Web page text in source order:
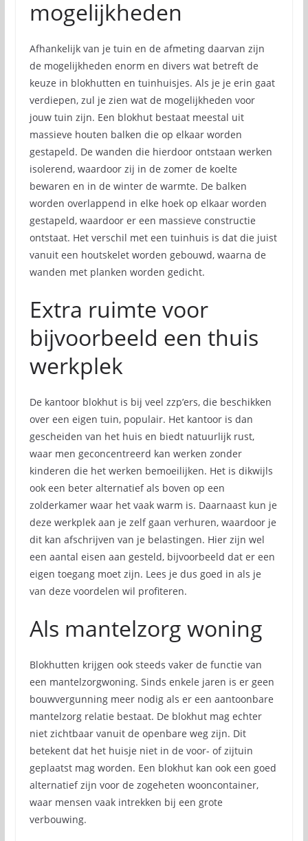
mogelijkheden
Afhankelijk van je tuin en de afmeting daarvan zijn
de mogelijkheden enorm en divers wat betreft de
keuze in blokhutten en tuinhuisjes. Als je je erin gaat
verdiepen, zul je zien wat de mogelijkheden voor
jouw tuin zijn. Een blokhut bestaat meestal uit
massieve houten balken die op elkaar worden
gestapeld. De wanden die hierdoor ontstaan werken
isolerend, waardoor zij in de zomer de koelte
bewaren en in de winter de warmte. De balken
worden overlappend in elke hoek op elkaar worden
gestapeld, waardoor er een massieve constructie
ontstaat. Het verschil met een tuinhuis is dat die juist
vanuit een houtskelet worden gebouwd, waarna de
wanden met planken worden gedicht.
Extra ruimte voor
bijvoorbeeld een thuis
werkplek
De kantoor blokhut is bij veel zzp’ers, die beschikken
over een eigen tuin, populair. Het kantoor is dan
gescheiden van het huis en biedt natuurlijk rust,
waar men geconcentreerd kan werken zonder
kinderen die het werken bemoeilijken. Het is dikwijls
ook een beter alternatief als boven op een
zolderkamer waar het vaak warm is. Daarnaast kun je
deze werkplek aan je zelf gaan verhuren, waardoor je
dit kan afschrijven van je belastingen. Hier zijn wel
een aantal eisen aan gesteld, bijvoorbeeld dat er een
eigen toegang moet zijn. Lees je dus goed in als je
van deze voordelen wil profiteren.
Als mantelzorg woning
Blokhutten krijgen ook steeds vaker de functie van
een mantelzorgwoning. Sinds enkele jaren is er geen
bouwvergunning meer nodig als er een aantoonbare
mantelzorg relatie bestaat. De blokhut mag echter
niet zichtbaar vanuit de openbare weg zijn. Dit
betekent dat het huisje niet in de voor- of zijtuin
geplaatst mag worden. Een blokhut kan ook een goed
alternatief zijn voor de zogeheten wooncontainer,
waar mensen vaak intrekken bij een grote
verbouwing.